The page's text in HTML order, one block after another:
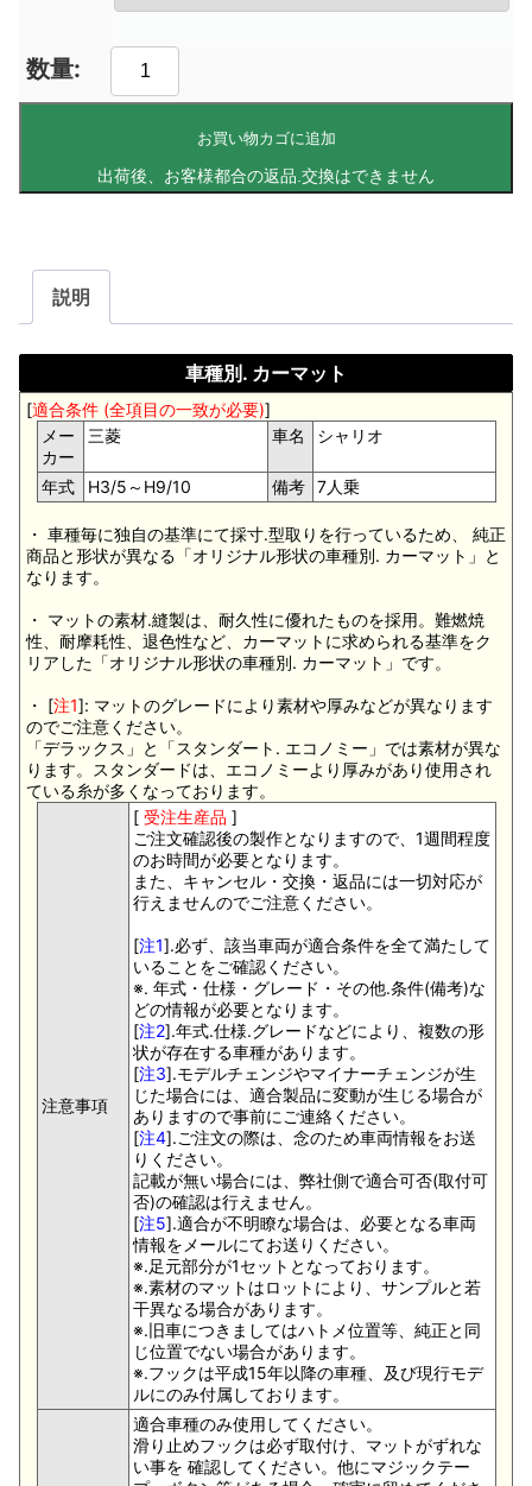
お買い物カゴに追加
説明
車種別. カーマット
[適合条件 (全項目の一致が必要)]
メー
カー
三菱 車名 シャリオ
年式 H3/5～H9/10 備考 7人乗
・ 車種毎に独自の基準にて採寸.型取りを行っているため、 純正
商品と形状が異なる「オリジナル形状の車種別. カーマット」と
なります。
・ マットの素材.縫製は、耐久性に優れたものを採用。難燃焼
性、耐摩耗性、退色性など、カーマットに求められる基準をク
リアした「オリジナル形状の車種別. カーマット」です。
・ [注1]: マットのグレードにより素材や厚みなどが異なります
のでご注意ください。
「デラックス」と「スタンダート. エコノミー」では素材が異な
ります。スタンダードは、エコノミーより厚みがあり使用され
ている糸が多くなっております。
注意事項
[ 受注生産品 ]
ご注文確認後の製作となりますので、1週間程度
のお時間が必要となります。
また、キャンセル・交換・返品には一切対応が
行えませんのでご注意ください。
[注1].必ず、該当車両が適合条件を全て満たして
いることをご確認ください。
※. 年式・仕様・グレード・その他.条件(備考)な
どの情報が必要となります。
[注2].年式.仕様.グレードなどにより、複数の形
状が存在する車種があります。
[注3].モデルチェンジやマイナーチェンジが生
じた場合には、適合製品に変動が生じる場合が
ありますので事前にご連絡ください。
[注4].ご注文の際は、念のため車両情報をお送
りください。
記載が無い場合には、弊社側で適合可否(取付可
否)の確認は行えません。
[注5].適合が不明瞭な場合は、必要となる車両
情報をメールにてお送りください。
※.足元部分が1セットとなっております。
※.素材のマットはロットにより、サンプルと若
干異なる場合があります。
※.旧車につきましてはハトメ位置等、純正と同
じ位置でない場合があります。
※.フックは平成15年以降の車種、及び現行モデ
ルにのみ付属しております。
適合車種のみ使用してください。
滑り止めフックは必ず取付け、マットがずれな
い事を 確認してください。他にマジックテー